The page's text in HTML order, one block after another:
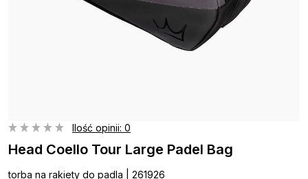
Ilość opinii: 0
Head Coello Tour Large Padel Bag
torba na rakiety do padla | 261926